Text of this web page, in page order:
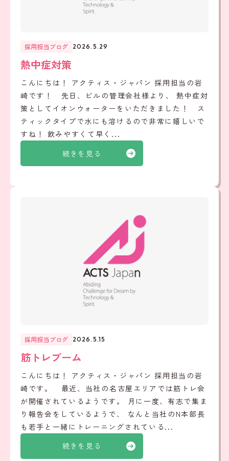
続きを見る
採用担当ブログ 2026.5.29
熱中症対策
こんにちは！ アクティス・ジャパン 採用担当の岩
崎です！ 先日、ビルの管理会社様より、 熱中症対
策としてイオンウォーターをいただきました！ ス
ティックタイプで水にも溶けるので非常に嬉しいで
すね！ 飲みやすくて早く...
続きを見る
採用担当ブログ 2026.5.15
筋トレブーム
こんにちは！ アクティス・ジャパン 採用担当の岩
崎です。 最近、当社の名古屋エリアでは筋トレ会
が開催されているようです。 月に一度、有志で集ま
り報告会をしているようで、 なんと当社のN本部長
も若手と一緒にトレーニングされている...